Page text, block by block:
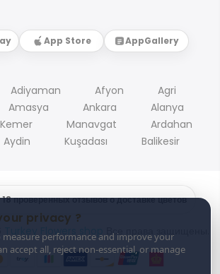
privacy ?
measure performance and improve your
accept all, reject non-essential, or manage
App Store AppGallery
Adiyaman Afyon
Agri
Amasya Ankara
Alanya
Kemer Manavgat
Ardahan
Aydin Kuşadası Balikesir
18 проверенных отзывов о доставке цветов
Turkey Flowers shop Все права защищены.